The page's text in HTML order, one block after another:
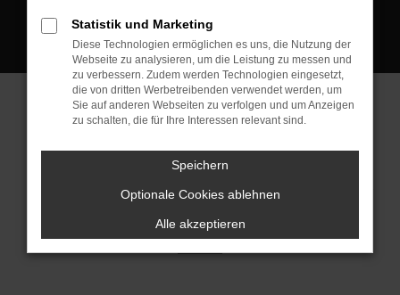
Mail: fj@jakob-trading.com
Cookie Einstellungen
© 2026 Jakob Trading GmbH | Neustädter Straße 1 | DE-08223
Neustadt/Vogtland | fj@jakob-trading.com | Webdesign by audaris.de
Statistik und Marketing
Diese Technologien ermöglichen es uns, die Nutzung der
Webseite zu analysieren, um die Leistung zu messen und
zu verbessern. Zudem werden Technologien eingesetzt,
die von dritten Werbetreibenden verwendet werden, um
Sie auf anderen Webseiten zu verfolgen und um Anzeigen
zu schalten, die für Ihre Interessen relevant sind.
Speichern
Optionale Cookies ablehnen
Alle akzeptieren